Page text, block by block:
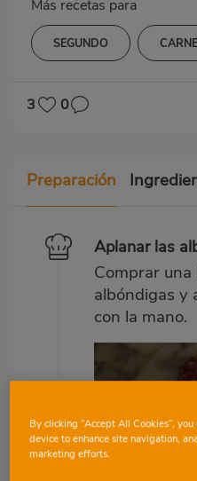
Más recetas para
SEGUNDO
3 0
Preparación
Aplanar las
Comprar
albóndigas y
con la mano.
By clicking “Accept All Cookies”,
device to enhance site navigation,
marketing efforts.